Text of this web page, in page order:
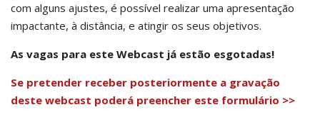
com alguns ajustes, é possível realizar uma apresentação
impactante, à distância, e atingir os seus objetivos.
As vagas para este Webcast já estão esgotadas!
Se pretender receber posteriormente a gravação
deste webcast poderá preencher este formulário >>